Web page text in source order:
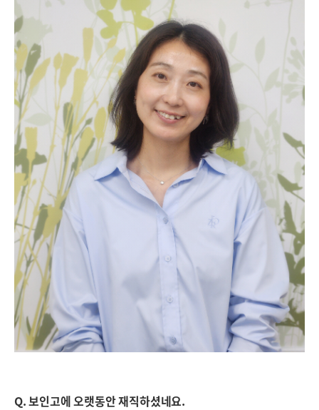
Q. 보인고에 오랫동안 재직하셨네요.